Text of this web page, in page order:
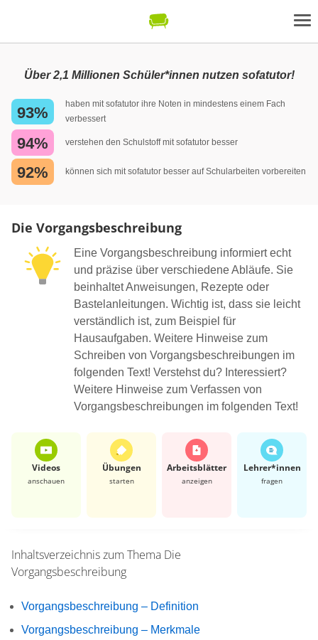
Über 2,1 Millionen Schüler*innen nutzen sofatutor!
93%
haben mit sofatutor ihre Noten in mindestens einem Fach
verbessert
94% verstehen den Schulstoff mit sofatutor besser
92% können sich mit sofatutor besser auf Schularbeiten vorbereiten
Die Vorgangsbeschreibung
Eine Vorgangsbeschreibung informiert echt
und präzise über verschiedene Abläufe. Sie
beinhaltet Anweisungen, Rezepte oder
Bastelanleitungen. Wichtig ist, dass sie leicht
verständlich ist, zum Beispiel für
Hausaufgaben. Weitere Hinweise zum
Schreiben von Vorgangsbeschreibungen im
folgenden Text! Verstehst du? Interessiert?
Weitere Hinweise zum Verfassen von
Vorgangsbeschreibungen im folgenden Text!
Videos
anschauen
Übungen
starten
Arbeits­blätter
anzeigen
Lehrer*​innen
fragen
Inhaltsverzeichnis zum Thema Die
Vorgangsbeschreibung
Vorgangsbeschreibung – Definition
Vorgangsbeschreibung – Merkmale